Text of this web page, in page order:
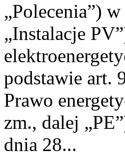
„Polecenia”)
„Instalacje
podstawie art.
Prawo
zm., dalej
dnia 28...